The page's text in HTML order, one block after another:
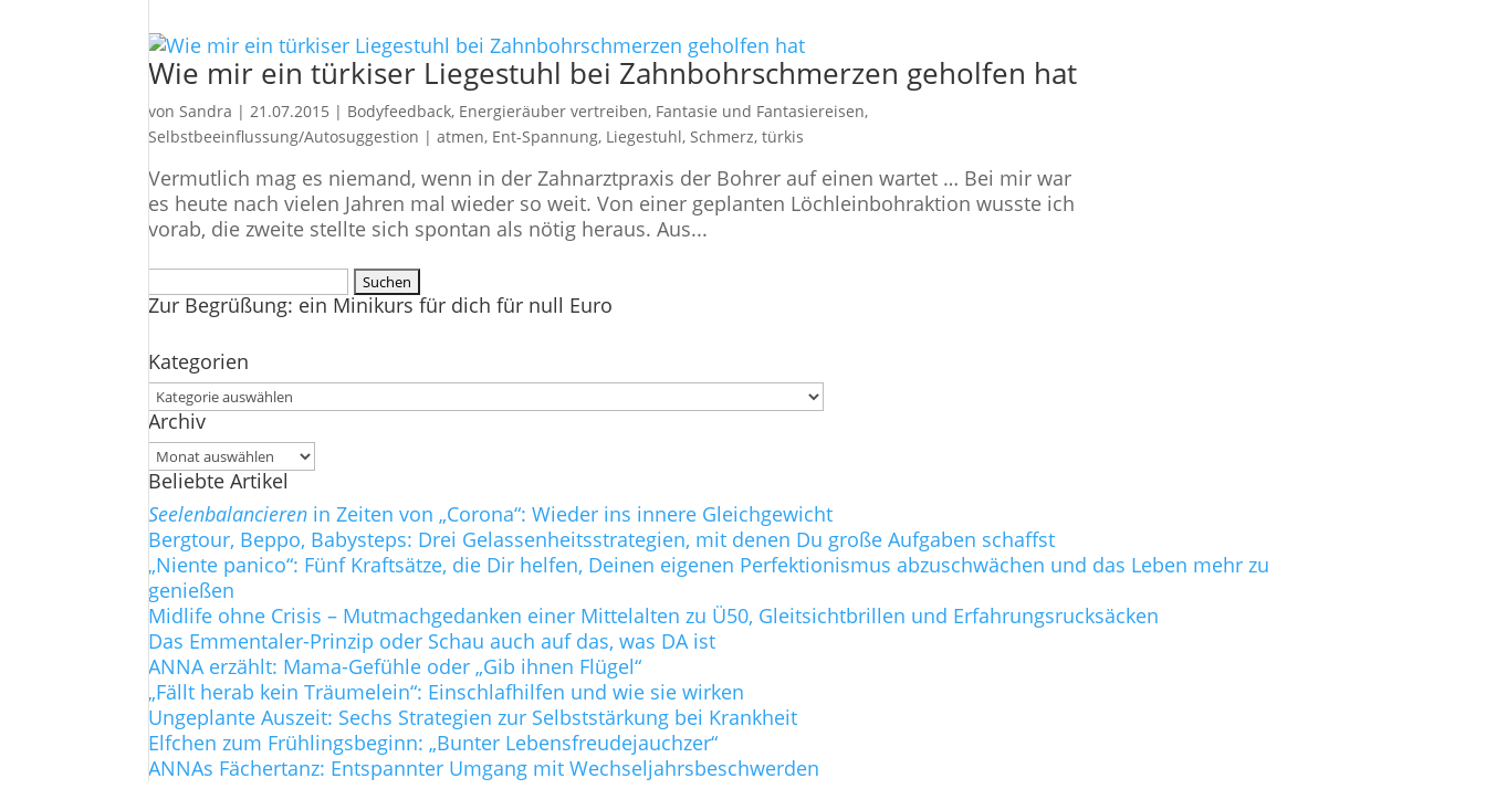
Wie mir ein türkiser Liegestuhl bei Zahnbohrschmerzen geholfen hat
vonSandra |21.07.2015 | Bodyfeedback, Energieräuber vertreiben, Fantasie und Fantasiereisen,
Selbstbeeinflussung/Autosuggestion |atmen, Ent-Spannung, Liegestuhl,Schmerz,türkis
Vermutlich mag es niemand, wenn in der Zahnarztpraxis der Bohrer auf einen wartet … Bei mir war
es heute nach vielen Jahren mal wieder so weit. Von einer geplanten Löchleinbohraktion wusste ich
vorab, die zweite stellte sich spontan als nötig heraus. Aus...
nach:
Zur Begrüßung: ein Minikurs für dich für null Euro
Kategorien
Kategorien
Archiv
Archiv
Beliebte Artikel
Seelenbalancieren in Zeiten von „Corona“: Wieder ins innere Gleichgewicht
Bergtour, Beppo, Babysteps: Drei Gelassenheitsstrategien, mit denen Du große Aufgaben schaffst
„Niente panico“: Fünf Kraftsätze, die Dir helfen, Deinen eigenen Perfektionismus abzuschwächen und das Leben mehr zu
genießen
Midlife ohne Crisis – Mutmachgedanken einer Mittelalten zu Ü50, Gleitsichtbrillen und Erfahrungsrucksäcken
Das Emmentaler-Prinzip oder Schau auch auf das, was DA ist
ANNA erzählt: Mama-Gefühle oder „Gib ihnen Flügel“
„Fällt herab kein Träumelein“: Einschlafhilfen und wie sie wirken
Ungeplante Auszeit: Sechs Strategien zur Selbststärkung bei Krankheit
Elfchen zum Frühlingsbeginn: „Bunter Lebensfreudejauchzer“
ANNAs Fächertanz: Entspannter Umgang mit Wechseljahrsbeschwerden